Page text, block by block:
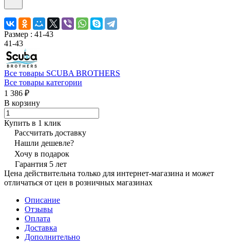
Размер : 41-43
41-43
Все товары SCUBA BROTHERS
Все товары категории
1 386 ₽
В корзину
Купить в 1 клик
Рассчитать доставку
Нашли дешевле?
Хочу в подарок
Гарантия 5 лет
Цена действительна только для интернет-магазина и может
отличаться от цен в розничных магазинах
Описание
Отзывы
Оплата
Доставка
Дополнительно